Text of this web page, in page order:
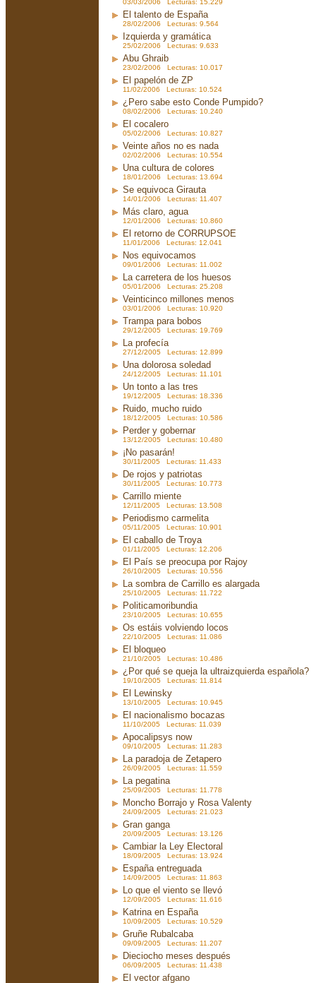
03/03/2006 Lecturas: 15.229
El talento de España
28/02/2006 Lecturas: 9.564
Izquierda y gramática
25/02/2006 Lecturas: 9.633
Abu Ghraib
23/02/2006 Lecturas: 10.017
El papelón de ZP
11/02/2006 Lecturas: 10.524
¿Pero sabe esto Conde Pumpido?
08/02/2006 Lecturas: 10.240
El cocalero
05/02/2006 Lecturas: 10.827
Veinte años no es nada
02/02/2006 Lecturas: 10.554
Una cultura de colores
18/01/2006 Lecturas: 13.694
Se equivoca Girauta
14/01/2006 Lecturas: 11.407
Más claro, agua
12/01/2006 Lecturas: 10.860
El retorno de CORRUPSOE
11/01/2006 Lecturas: 12.041
Nos equivocamos
09/01/2006 Lecturas: 11.002
La carretera de los huesos
05/01/2006 Lecturas: 25.208
Veinticinco millones menos
03/01/2006 Lecturas: 10.920
Trampa para bobos
29/12/2005 Lecturas: 19.769
La profecía
27/12/2005 Lecturas: 12.899
Una dolorosa soledad
24/12/2005 Lecturas: 11.101
Un tonto a las tres
19/12/2005 Lecturas: 18.336
Ruido, mucho ruido
18/12/2005 Lecturas: 10.586
Perder y gobernar
13/12/2005 Lecturas: 10.480
¡No pasarán!
30/11/2005 Lecturas: 11.433
De rojos y patriotas
30/11/2005 Lecturas: 10.773
Carrillo miente
12/11/2005 Lecturas: 13.508
Periodismo carmelita
05/11/2005 Lecturas: 10.901
El caballo de Troya
01/11/2005 Lecturas: 12.206
El País se preocupa por Rajoy
26/10/2005 Lecturas: 10.556
La sombra de Carrillo es alargada
25/10/2005 Lecturas: 11.722
Politicamoribundia
23/10/2005 Lecturas: 10.655
Os estáis volviendo locos
22/10/2005 Lecturas: 11.086
El bloqueo
21/10/2005 Lecturas: 10.486
¿Por qué se queja la ultraizquierda española?
19/10/2005 Lecturas: 11.814
El Lewinsky
13/10/2005 Lecturas: 10.945
El nacionalismo bocazas
11/10/2005 Lecturas: 11.039
Apocalipsys now
09/10/2005 Lecturas: 11.283
La paradoja de Zetapero
26/09/2005 Lecturas: 11.559
La pegatina
25/09/2005 Lecturas: 11.778
Moncho Borrajo y Rosa Valenty
24/09/2005 Lecturas: 21.023
Gran ganga
20/09/2005 Lecturas: 13.126
Cambiar la Ley Electoral
18/09/2005 Lecturas: 13.924
España entreguada
14/09/2005 Lecturas: 11.863
Lo que el viento se llevó
12/09/2005 Lecturas: 11.616
Katrina en España
10/09/2005 Lecturas: 10.529
Gruñe Rubalcaba
09/09/2005 Lecturas: 11.207
Dieciocho meses después
06/09/2005 Lecturas: 11.438
El vector afgano